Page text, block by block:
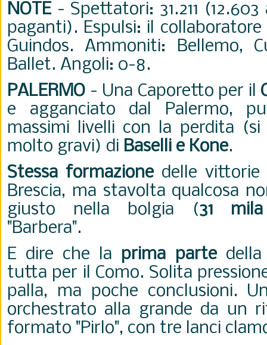
NOTE - Spettatori: 31.211
paganti). Espulsi: il collaboratore
Guindos. Ammoniti: Bellemo,
Ballet. Angoli: 0-8.
PALERMO - Una Caporetto per il
e agganciato dal Palermo,
massimi livelli con la perdita
molto gravi) di Baselli e Kone.
Stessa formazionedelle vittorie
Brescia, ma stavolta qualcosa
giusto nella bolgia (31
"Barbera".
E dire che la prima parte
tutta per il Como. Solita
palla, ma poche conclusioni.
orchestrato alla grande da un
formato "Pirlo", con tre lanci